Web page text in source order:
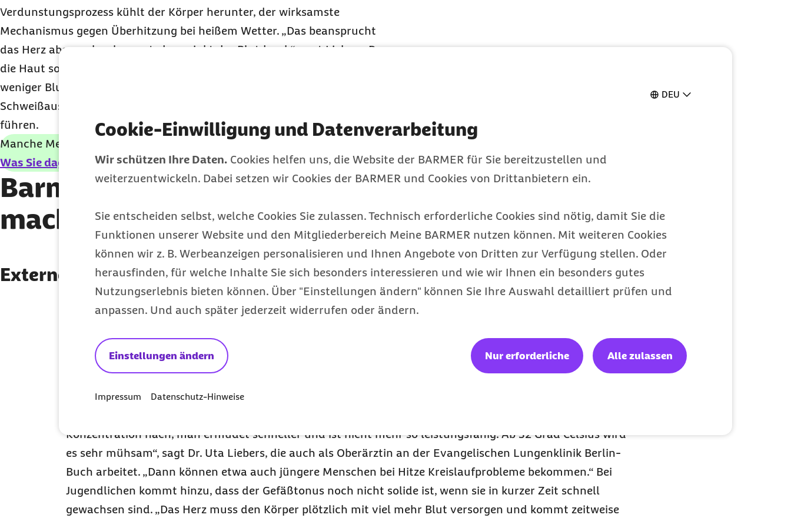
DEU
Cookie-Einwilligung und Datenverarbeitung
Wir schützen Ihre Daten. Cookies helfen uns, die Website der BARMER für Sie bereitzustellen und
weiterzuentwickeln. Dabei setzen wir Cookies der BARMER und Cookies von Drittanbietern ein.
Sie entscheiden selbst, welche Cookies Sie zulassen. Technisch erforderliche Cookies sind nötig, damit Sie die
Funktionen unserer Website und den Mitgliederbereich Meine BARMER nutzen können. Mit weiteren Cookies
können wir z. B. Werbeanzeigen personalisieren und Ihnen Angebote von Dritten zur Verfügung stellen. Oder
herausfinden, für welche Inhalte Sie sich besonders interessieren und wie wir Ihnen ein besonders gutes
Nutzungserlebnis bieten können. Über "Einstellungen ändern" können Sie Ihre Auswahl detailliert prüfen und
anpassen. Und auch später jederzeit widerrufen oder ändern.
Einstellungen ändern Nur erforderliche Alle zulassen
Impressum Datenschutz-Hinweise
Verdunstungsprozess kühlt der Körper herunter, der wirksamste
Mechanismus gegen Überhitzung bei heißem Wetter. „Das beansprucht
das Herz aber mehr als sonst, dazu sinkt der Blutdruck“, sagt Liebers. Da
die Haut so stärker durchblutet wird, bleibt für die inneren Organe
weniger Blut und Sauerstoff übrig. Das kann zu Schwindel, Übelkeit,
Schweißausbrüchen, Augenflimmern und sogar zu kurzer Ohnmacht
führen.
Manche Menschen schwitzen besonders viel, was unangenehm sein kann.
Was Sie dagegen tun können.
Barmer-Doc Sebastian erklärt: Das
macht Hitze mit unserem Körper
Externe Inhalte der Youtube-Plattform
anzeigen
Ich bin damit einverstanden, dass personenbezogene Daten an Drittplattform
Externe Inhalte der Youtube-Plattform zulassen
Macht heißes Wetter vor allem älteren
Menschen zu schaffen?
Konzentration nach, man ermüdet schneller und ist nicht mehr so leistungsfähig. Ab 32 Grad Celsius wird
es sehr mühsam“, sagt Dr. Uta Liebers, die auch als Oberärztin an der Evangelischen Lungenklinik Berlin-
Buch arbeitet. „Dann können etwa auch jüngere Menschen bei Hitze Kreislaufprobleme bekommen.“ Bei
Jugendlichen kommt hinzu, dass der Gefäßtonus noch nicht solide ist, wenn sie in kurzer Zeit schnell
gewachsen sind. „Das Herz muss den Körper plötzlich mit viel mehr Blut versorgen und kommt zeitweise